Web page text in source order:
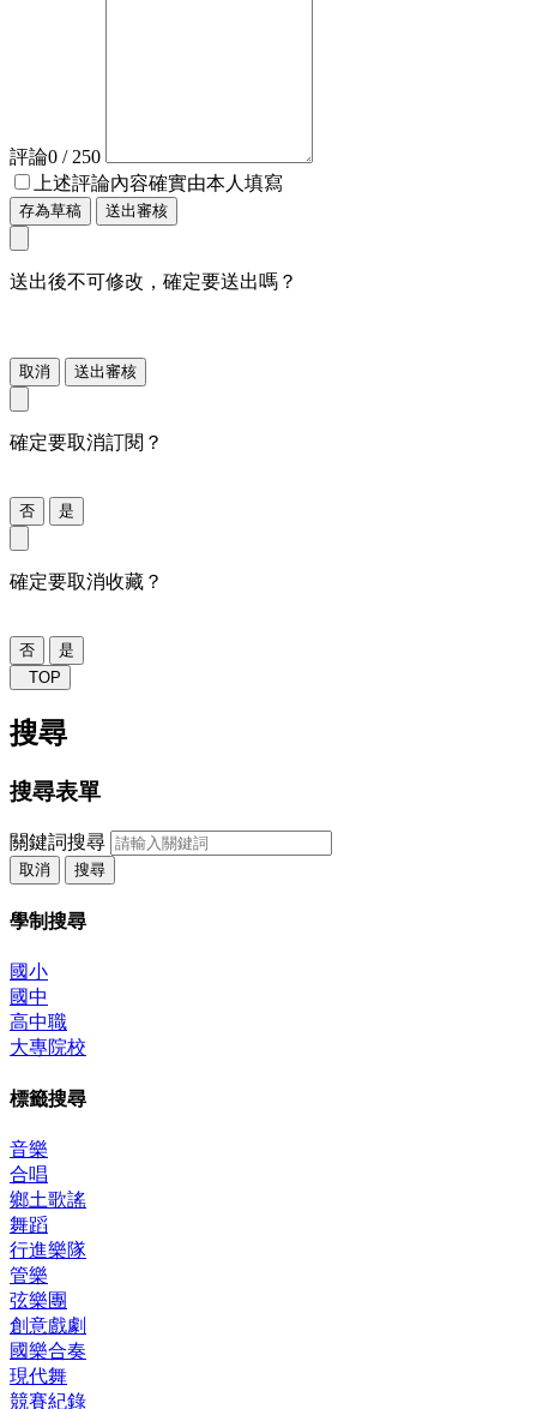
評論0 / 250
上述評論內容確實由本人填寫
存為草稿 送出審核
送出後不可修改，確定要送出嗎？
取消 送出審核
確定要取消訂閱？
否 是
確定要取消收藏？
否
是
TOP
搜尋
搜尋表單
關鍵詞搜尋
取消 搜尋
學制搜尋
國小
國中
高中職
大專院校
標籤搜尋
音樂
合唱
鄉土歌謠
舞蹈
行進樂隊
管樂
弦樂團
創意戲劇
國樂合奏
現代舞
競賽紀錄